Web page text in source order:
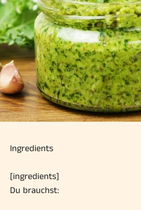
Ingredients
[ingredients]
Du brauchst: